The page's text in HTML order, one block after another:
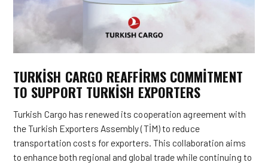
TURKISH CARGO REAFFIRMS COMMITMENT
TO SUPPORT TURKISH EXPORTERS
Turkish Cargo has renewed its cooperation agreement with
the Turkish Exporters Assembly (TİM) to reduce
transportation costs for exporters. This collaboration aims
to enhance both regional and global trade while continuing to